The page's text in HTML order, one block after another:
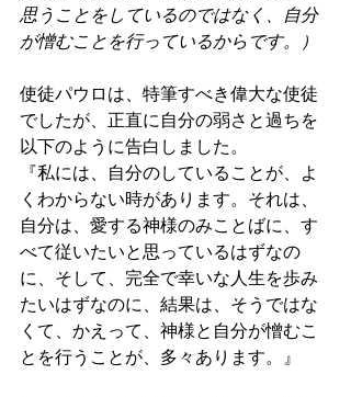
思うことをしているのではなく、自分
が憎むことを行っているからです。）
使徒パウロは、特筆すべき偉大な使徒
でしたが、正直に自分の弱さと過ちを
以下のように告白しました。
『私には、自分のしていることが、よ
くわからない時があります。それは、
自分は、愛する神様のみことばに、す
べて従いたいと思っているはずなの
に、そして、完全で幸いな人生を歩み
たいはずなのに、結果は、そうではな
くて、かえって、神様と自分が憎むこ
とを行うことが、多々あります。』